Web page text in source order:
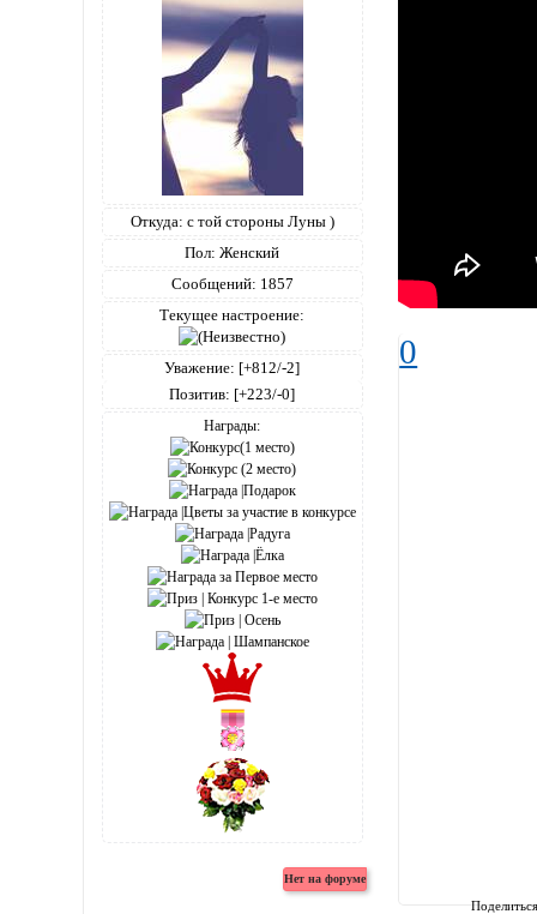
Откуда: с той стороны Луны )
Пол: Женский
Сообщений: 1857
Текущее настроение:
Уважение: [+812/-2]
Позитив: [+223/-0]
Награды:
0